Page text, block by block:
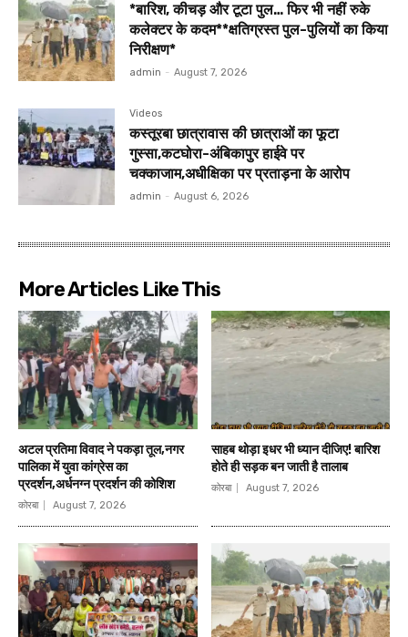
*बारिश, कीचड़ और टूटा पुल… फिर भी नहीं रुके
कलेक्टर के कदम**क्षतिग्रस्त पुल-पुलियों का किया
निरीक्षण*
admin - August 7, 2026
Videos
कस्तूरबा छात्रावास की छात्राओं का फूटा
गुस्सा,कटघोरा-अंबिकापुर हाईवे पर
चक्काजाम,अधीक्षिका पर प्रताड़ना के आरोप
admin - August 6, 2026
More Articles Like This
अटल प्रतिमा विवाद ने पकड़ा तूल,नगर
पालिका में युवा कांग्रेस का
प्रदर्शन,अर्धनग्न प्रदर्शन की कोशिश
कोरबा August 7, 2026
साहब थोड़ा इधर भी ध्यान दीजिए! बारिश
होते ही सड़क बन जाती है तालाब
कोरबा August 7, 2026